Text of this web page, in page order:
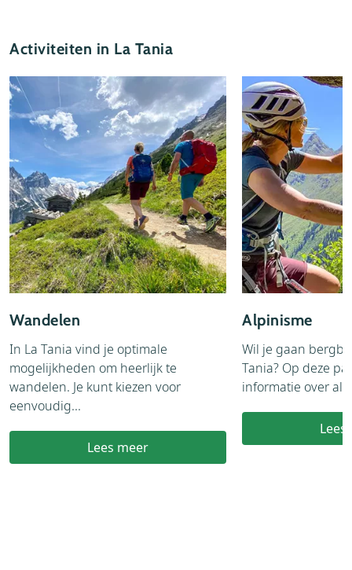
Activiteiten in La Tania
Wandelen
In La Tania vind je optimale
mogelijkheden om heerlijk te
wandelen. Je kunt kiezen voor
eenvoudig...
Lees meer
Alpinisme
Wil je gaan
Tania? Op deze
informatie over
Lees